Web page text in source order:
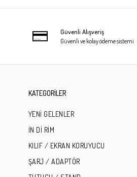
Güvenli Alışveriş
Güvenli ve kolay ödeme sistemi
KATEGORİLER
YENİ GELENLER
İN Dİ RİM
KILIF / EKRAN KORUYUCU
ŞARJ / ADAPTÖR